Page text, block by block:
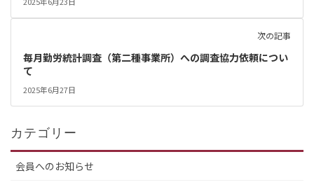
次の記事
毎月勤労統計調査（第二種事業所）への調査協力依頼につい
て
2025年6月27日
カテゴリー
会員へのお知らせ